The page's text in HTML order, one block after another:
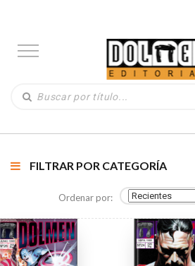
FILTRAR POR CATEGORÍA
Ordenar por: